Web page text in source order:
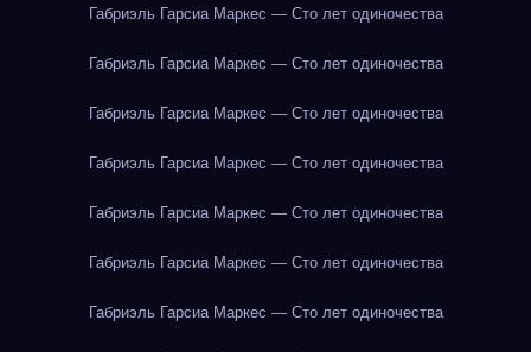
Габриэль Гарсиа Маркес — Сто лет одиночества
Габриэль Гарсиа Маркес — Сто лет одиночества
Габриэль Гарсиа Маркес — Сто лет одиночества
Габриэль Гарсиа Маркес — Сто лет одиночества
Габриэль Гарсиа Маркес — Сто лет одиночества
Габриэль Гарсиа Маркес — Сто лет одиночества
Габриэль Гарсиа Маркес — Сто лет одиночества